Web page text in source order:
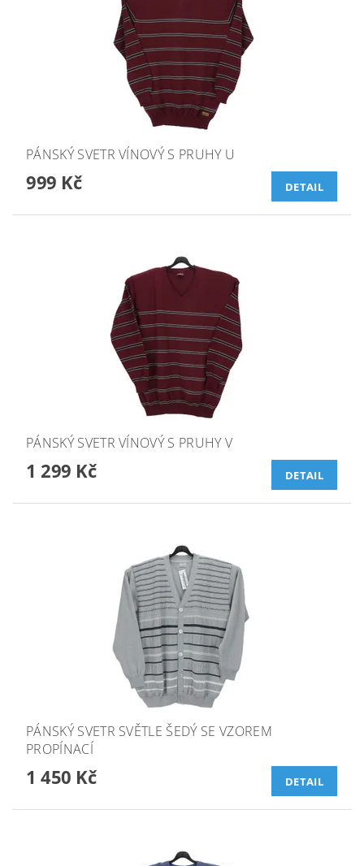
PÁNSKÝ SVETR VÍNOVÝ S PRUHY U
999 Kč DETAIL
PÁNSKÝ SVETR VÍNOVÝ S PRUHY V
1 299 Kč DETAIL
PÁNSKÝ SVETR SVĚTLE ŠEDÝ SE VZOREM
PROPÍNACÍ
1 450 Kč DETAIL